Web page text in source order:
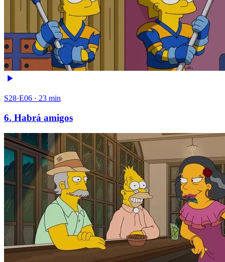
S28·E06 · 23 min
6. Habrá amigos